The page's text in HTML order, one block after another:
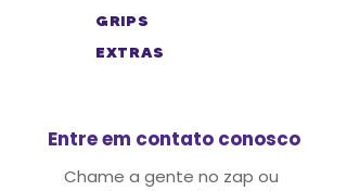
GRIPS
EXTRAS
Entre em contato conosco
Chame a gente no zap ou